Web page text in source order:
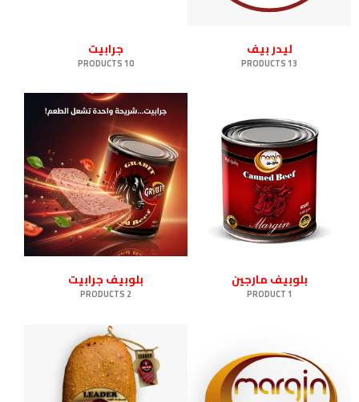
ليدر بيف
13 PRODUCTS
جرابيت
10 PRODUCTS
بلوبيف مارجين
1 PRODUCT
بلوبيف جرابيت
2 PRODUCTS